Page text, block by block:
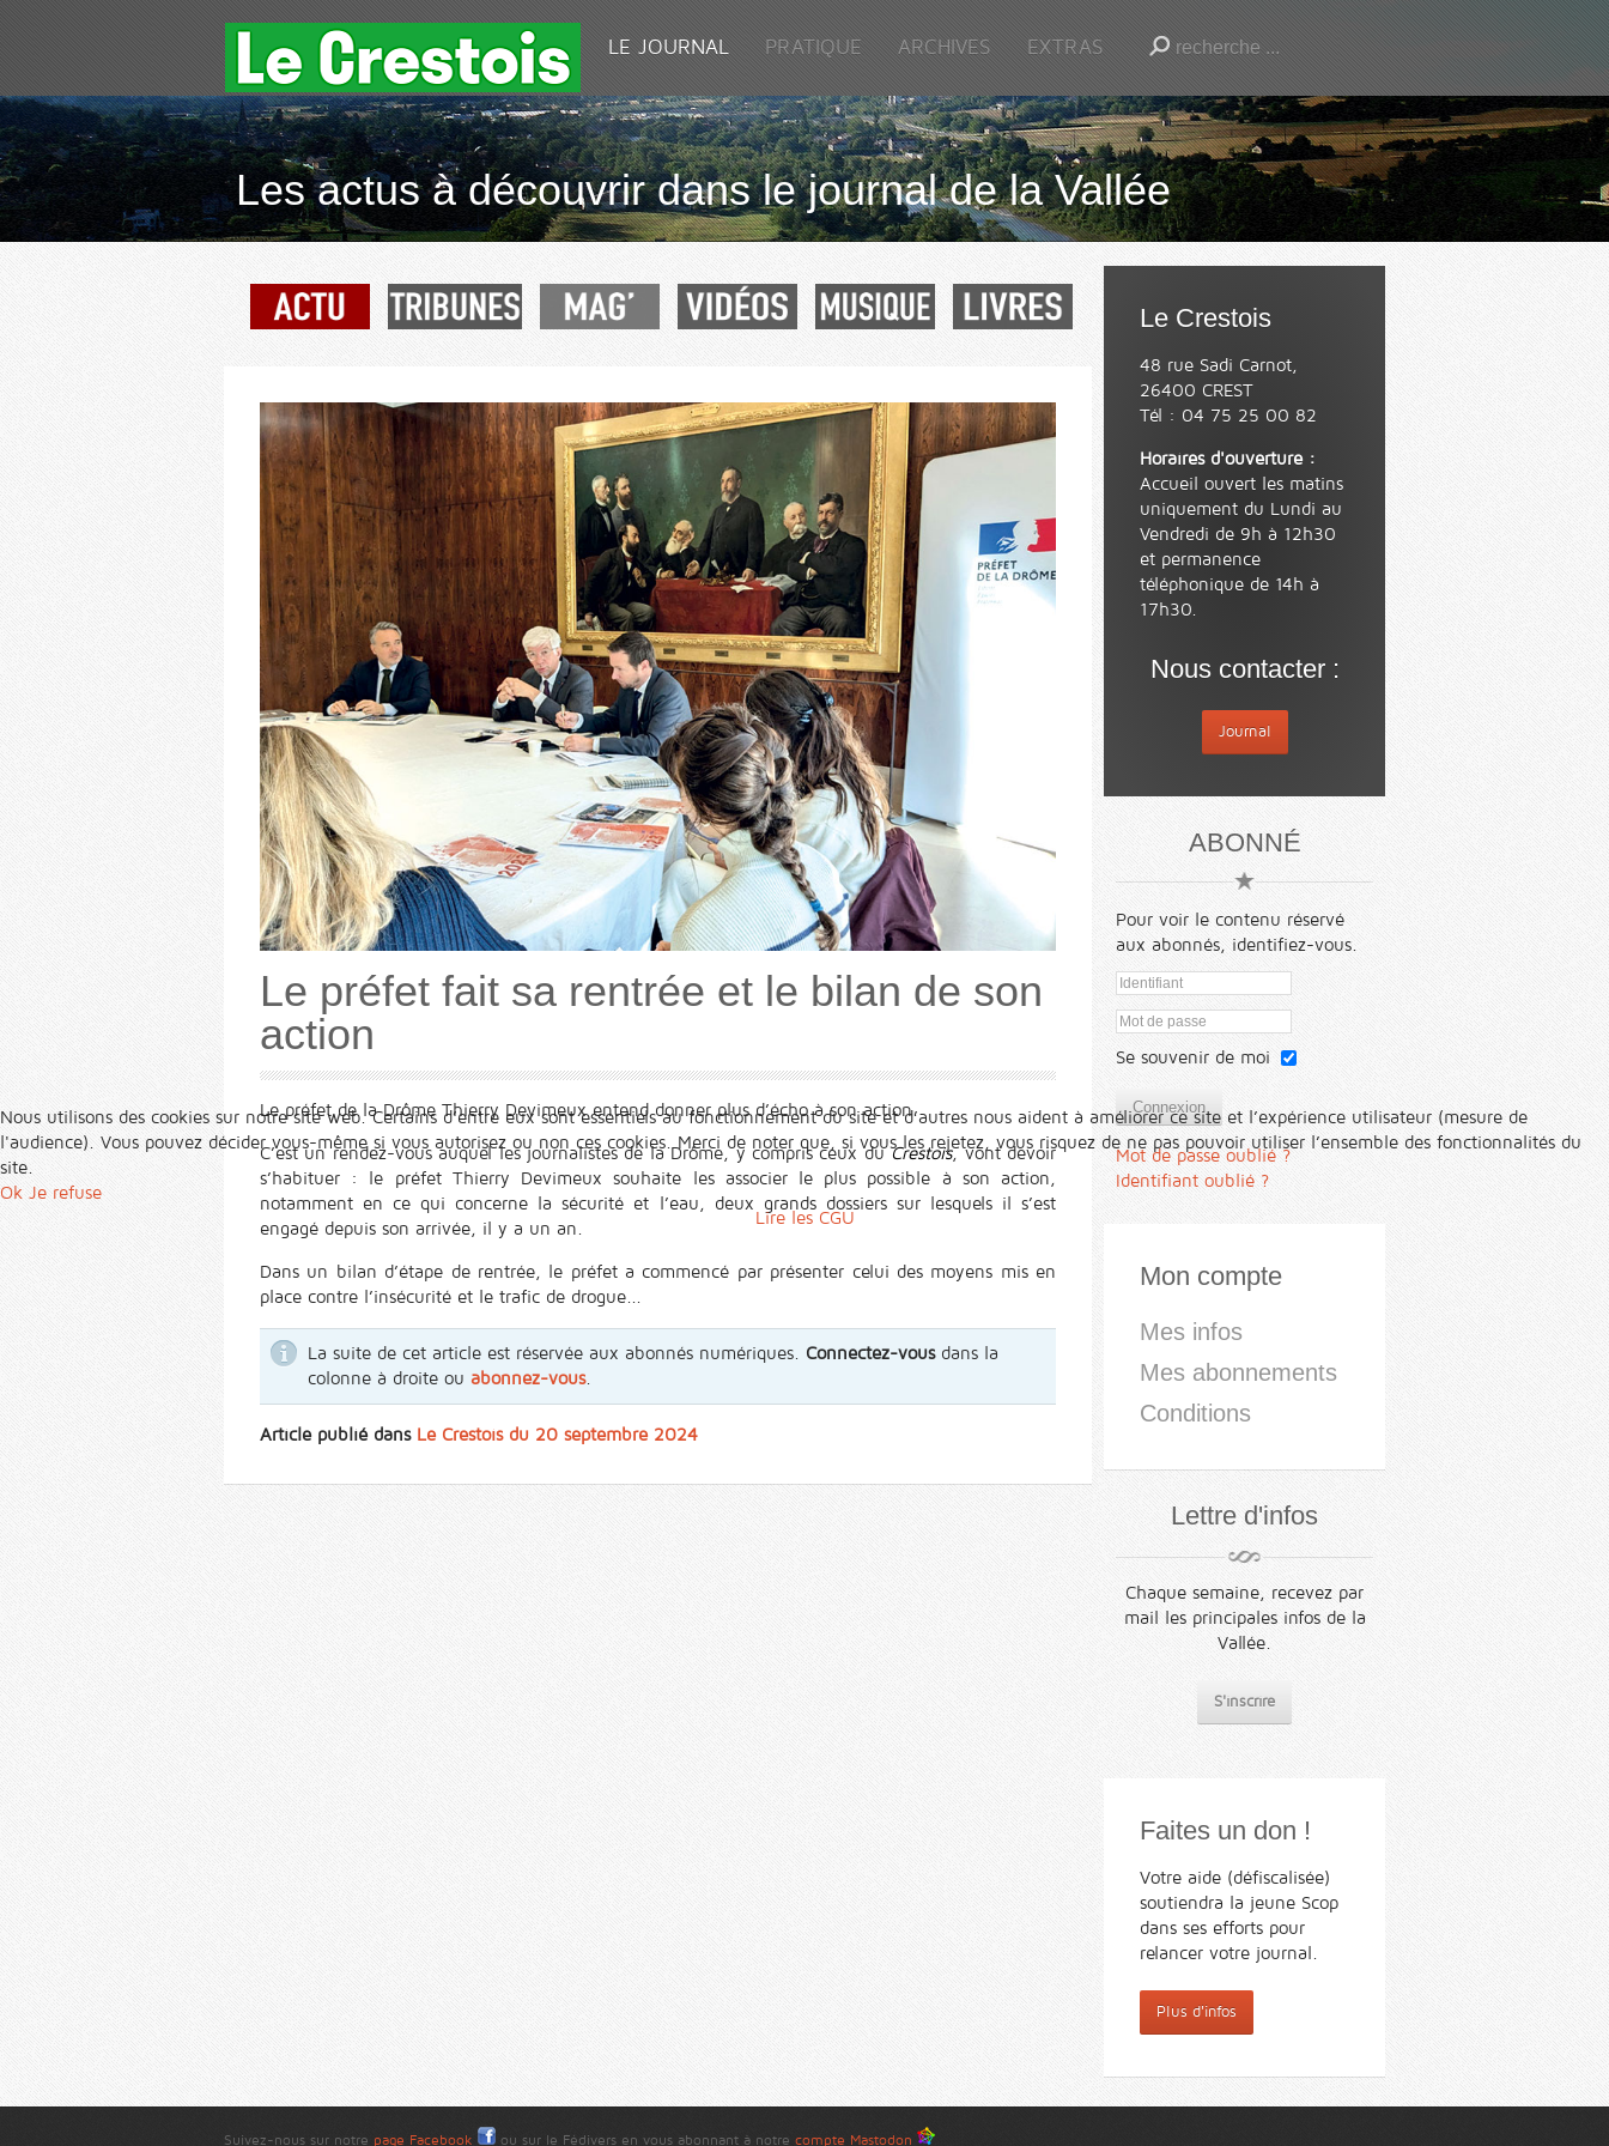
LE JOURNAL PRATIQUE ARCHIVES EXTRAS
Les actus à découvrir dans le journal de la Vallée
Le préfet fait sa rentrée et le bilan de son
action
Le préfet de la Drôme Thierry Devimeux entend donner plus d’écho à son action.
C’est un rendez-vous auquel les journalistes de la Drôme, y compris ceux duCrestois, vont devoir
s’habituer : le préfet Thierry Devimeux souhaite les associer le plus possible à son action,
notamment en ce qui concerne la sécurité et l’eau, deux grands dossiers sur lesquels il s’est
engagé depuis son arrivée, il y a un an.
Dans un bilan d’étape de rentrée, le préfet a commencé par présenter celui des moyens mis en
place contre l’insécurité et le trafic de drogue...
La suite de cet article est réservée aux abonnés numériques. Connectez-vousdans la
colonne à droite ou abonnez-vous.
Article publié dans Le Crestois du 20 septembre 2024
Le Crestois
48 rue Sadi Carnot,
26400 CREST
Tél : 04 75 25 00 82
Horaires d'ouverture :
Accueil ouvert les matins
uniquement du Lundi au
Vendredi de 9h à 12h30
et permanence
téléphonique de 14h à
17h30.
Nous contacter :
Journal
ABONNÉ
Pour voir le contenu réservé
aux abonnés, identifiez-vous.
Se souvenir de moi
Connexion
Mot de passe oublié ?
Identifiant oublié ?
Mon compte
Mes infos
Mes abonnements
Conditions
Lettre d'infos
Chaque semaine, recevez par
mail les principales infos de la
Vallée.
S'inscrire
Faites un don !
Votre aide (défiscalisée)
soutiendra la jeune Scop
dans ses efforts pour
relancer votre journal.
Plus d'infos
Suivez-nous sur notre page Facebook ou sur le Fédivers en vous abonnant à notre compte Mastodon
Nous utilisons des cookies sur notre site web. Certains d’entre eux sont essentiels au fonctionnement du site et d’autres nous aident à améliorer ce site et l’expérience utilisateur (mesure de
l'audience). Vous pouvez décider vous-même si vous autorisez ou non ces cookies. Merci de noter que, si vous les rejetez, vous risquez de ne pas pouvoir utiliser l’ensemble des fonctionnalités du
site.
Ok Je refuse
Lire les CGU